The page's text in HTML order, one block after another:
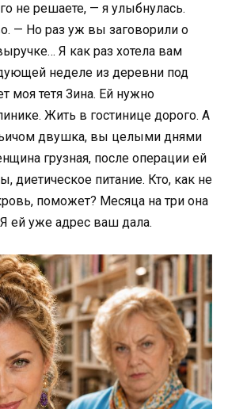
не решаете, — я улыбнулась.
— Но раз уж вы заговорили о
Я как раз хотела вам
неделе из деревни под
моя тетя Зина. Ей нужно
Жить в гостинице дорого. А
двушка, вы целыми днями
грузная, после операции ей
диетическое питание. Кто, как не
поможет? Месяца на три она
Я ей уже адрес ваш дала.